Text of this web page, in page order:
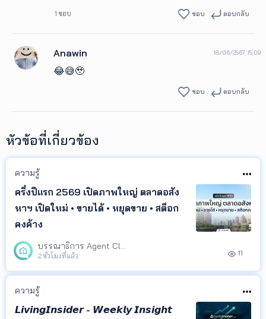
1 ชอบ ชอบ ตอบกลับ
Anawin
😂😅🥹
18/06/2567 15:09
ชอบ ตอบกลับ
หัวข้อที่เกี่ยวข้อง
ความรู้
ครึ่งปีแรก 2569 เปิดภาพใหญ่ ตลาดอสัง
หาฯ เปิดใหม่ • ขายได้ • หยุดขาย • สต็อก
คงค้าง
บรรณาธิการ Agent Club
2 ชั่วโมงที่แล้ว 11
ความรู้
𝙇𝙞𝙫𝙞𝙣𝙜𝙄𝙣𝙨𝙞𝙙𝙚𝙧 - 𝙒𝙚𝙚𝙠𝙡𝙮 𝙄𝙣𝙨𝙞𝙜𝙝𝙩